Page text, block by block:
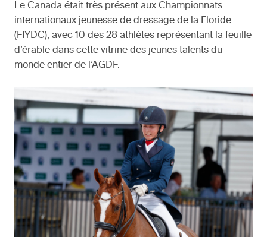
Le Canada était très présent aux Championnats
internationaux jeunesse de dressage de la Floride
(FIYDC), avec 10 des 28 athlètes représentant la feuille
d’érable dans cette vitrine des jeunes talents du
monde entier de l’AGDF.